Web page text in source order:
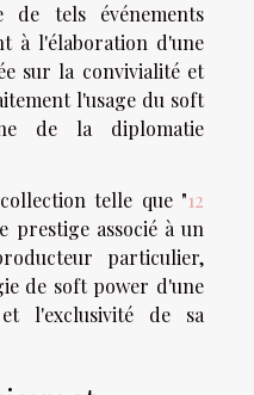
tels événements
à l'élaboration d'une
sur la convivialité et
l'usage du soft
de la diplomatie
telle que "12
prestige associé à un
particulier,
de soft power d'une
l'exclusivité de sa